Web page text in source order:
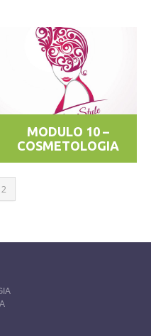
MODULO 10 –
COSMETOLOGIA
2